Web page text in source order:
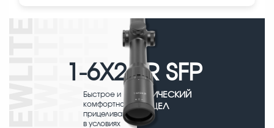
1-6X24IR SFP
Быстрое и
комфортное
прицеливание
в условиях
ОПТИЧЕСКИЙ
ПРИЦЕЛ